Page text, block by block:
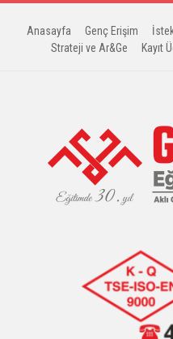
Anasayfa Genç Erişim
Strateji ve Ar&Ge
Kayıt